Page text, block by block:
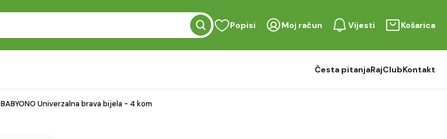
Popisi Moj račun Vijesti Košarica
Česta pitanjaRajClubKontakt
BABYONO Univerzalna brava bijela - 4 kom